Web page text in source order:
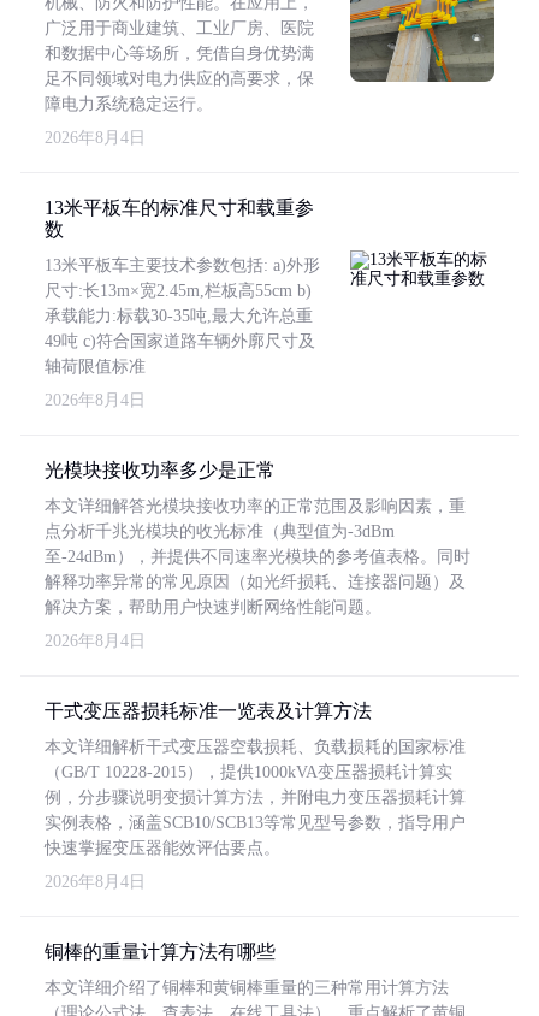
广泛用于商业建筑、工业厂房、医院
和数据中心等场所，凭借自身优势满
足不同领域对电力供应的高要求，保
障电力系统稳定运行。
2026年8月4日
13米平板车的标准尺寸和载重参
数
13米平板车主要技术参数包括: a)外形
尺寸:长13m×宽2.45m,栏板高55cm b)
承载能力:标载30-35吨,最大允许总重
49吨 c)符合国家道路车辆外廓尺寸及
轴荷限值标准
2026年8月4日
光模块接收功率多少是正常
本文详细解答光模块接收功率的正常范围及影响因素，重
点分析千兆光模块的收光标准（典型值为-3dBm
至-24dBm），并提供不同速率光模块的参考值表格。同时
解释功率异常的常见原因（如光纤损耗、连接器问题）及
解决方案，帮助用户快速判断网络性能问题。
2026年8月4日
干式变压器损耗标准一览表及计算方法
本文详细解析干式变压器空载损耗、负载损耗的国家标准
（GB/T 10228-2015），提供1000kVA变压器损耗计算实
例，分步骤说明变损计算方法，并附电力变压器损耗计算
实例表格，涵盖SCB10/SCB13等常见型号参数，指导用户
快速掌握变压器能效评估要点。
2026年8月4日
铜棒的重量计算方法有哪些
本文详细介绍了铜棒和黄铜棒重量的三种常用计算方法